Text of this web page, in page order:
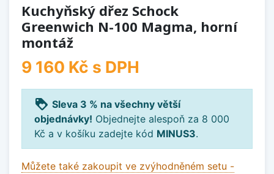
Kuchyňský dřez Schock
Greenwich N-100 Magma, horní
montáž
9 160 Kč s DPH
loyalty Sleva 3 % na všechny větší
objednávky! Objednejte alespoň za 8 000
Kč a v košíku zadejte kód MINUS3.
Můžete také zakoupit ve zvýhodněném setu -